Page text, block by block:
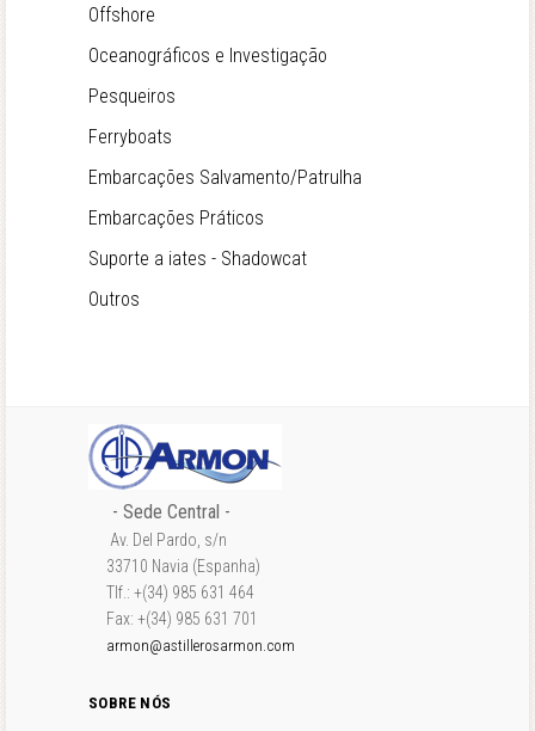
Offshore
Oceanográficos e Investigação
Pesqueiros
Ferryboats
Embarcações Salvamento/Patrulha
Embarcações Práticos
Suporte a iates - Shadowcat
Outros
- Sede Central -
Av. Del Pardo, s/n
33710 Navia (Espanha)
Tlf.: +(34) 985 631 464
Fax: +(34) 985 631 701
armon@astillerosarmon.com
SOBRE NÓS